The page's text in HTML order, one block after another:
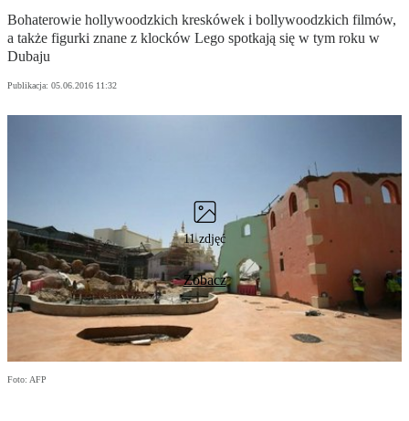
Bohaterowie hollywoodzkich kreskówek i bollywoodzkich filmów,
a także figurki znane z klocków Lego spotkają się w tym roku w
Dubaju
Publikacja: 05.06.2016 11:32
11 zdjęć
Zobacz
Foto: AFP